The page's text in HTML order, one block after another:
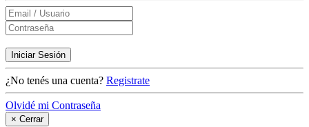
Iniciar Sesión
¿No tenés una cuenta? Registrate
Olvidé mi Contraseña
× Cerrar